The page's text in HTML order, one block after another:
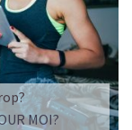
MOI?